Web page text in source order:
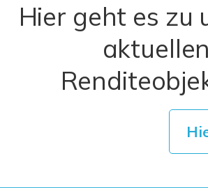
Hier geht es zu
aktuellen